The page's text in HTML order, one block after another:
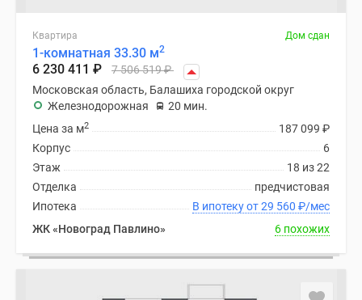
Квартира Дом сдан
1-комнатная 33.30 м2
6 230 411 ₽ 7 506 519₽
Московская область, Балашиха городской округ
Железнодорожная
20 мин.
187 099 ₽
Цена за м2
6
Корпус
18 из 22
Этаж
предчистовая
Отделка
В ипотеку от 29 560 ₽/мес
Ипотека
ЖК «Новоград Павлино»
6 похожих